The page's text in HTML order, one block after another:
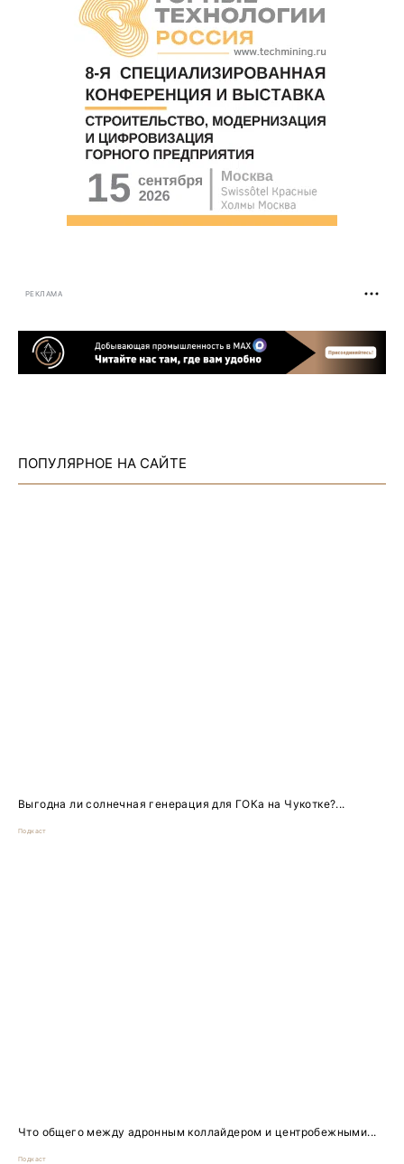
РЕКЛАМА
ПОПУЛЯРНОЕ НА САЙТЕ
Выгодна ли солнечная генерация для ГОКа на Чукотке?...
Подкаст
Что общего между адронным коллайдером и центробежными...
Подкаст